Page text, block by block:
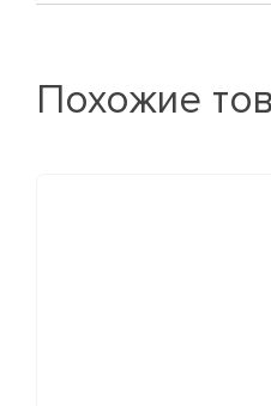
Похожие